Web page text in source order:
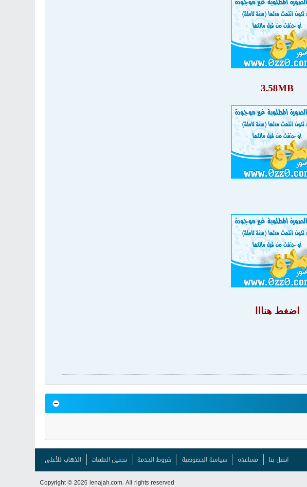
3.58MB
اضغط هنااا
اتصل بنا مساعدة سياسة الخصوصية شروط الخدمة تحميل الملفات الذهاب للأعلى
Copyright © 2026 ienajah.com. All rights reserved